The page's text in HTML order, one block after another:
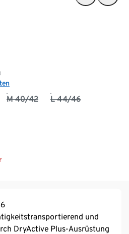
M 40/42 L 44/46
und
DryActive Plus-Ausrüstung